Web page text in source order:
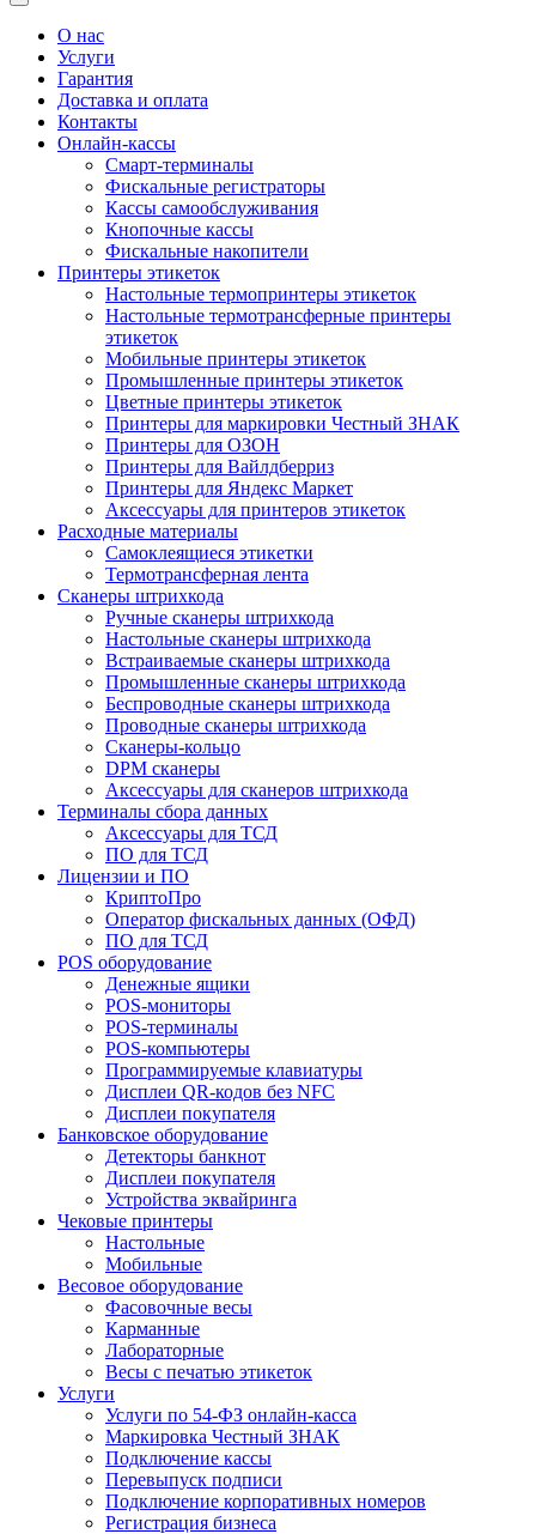
О нас
Услуги
Гарантия
Доставка и оплата
Контакты
Онлайн-кассы
Смарт-терминалы
Фискальные регистраторы
Кассы самообслуживания
Кнопочные кассы
Фискальные накопители
Принтеры этикеток
Настольные термопринтеры этикеток
Настольные термотрансферные принтеры
этикеток
Мобильные принтеры этикеток
Промышленные принтеры этикеток
Цветные принтеры этикеток
Принтеры для маркировки Честный ЗНАК
Принтеры для ОЗОН
Принтеры для Вайлдберриз
Принтеры для Яндекс Маркет
Аксессуары для принтеров этикеток
Расходные материалы
Самоклеящиеся этикетки
Термотрансферная лента
Сканеры штрихкода
Ручные сканеры штрихкода
Настольные сканеры штрихкода
Встраиваемые сканеры штрихкода
Промышленные сканеры штрихкода
Беспроводные сканеры штрихкода
Проводные сканеры штрихкода
Сканеры-кольцо
DPM сканеры
Аксессуары для сканеров штрихкода
Терминалы сбора данных
Аксессуары для ТСД
ПО для ТСД
Лицензии и ПО
КриптоПро
Оператор фискальных данных (ОФД)
ПО для ТСД
POS оборудование
Денежные ящики
POS-мониторы
POS-терминалы
POS-компьютеры
Программируемые клавиатуры
Дисплеи QR-кодов без NFC
Дисплеи покупателя
Банковское оборудование
Детекторы банкнот
Дисплеи покупателя
Устройства эквайринга
Чековые принтеры
Настольные
Мобильные
Весовое оборудование
Фасовочные весы
Карманные
Лабораторные
Весы с печатью этикеток
Услуги
Услуги по 54-ФЗ онлайн-касса
Маркировка Честный ЗНАК
Подключение кассы
Перевыпуск подписи
Подключение корпоративных номеров
Регистрация бизнеса